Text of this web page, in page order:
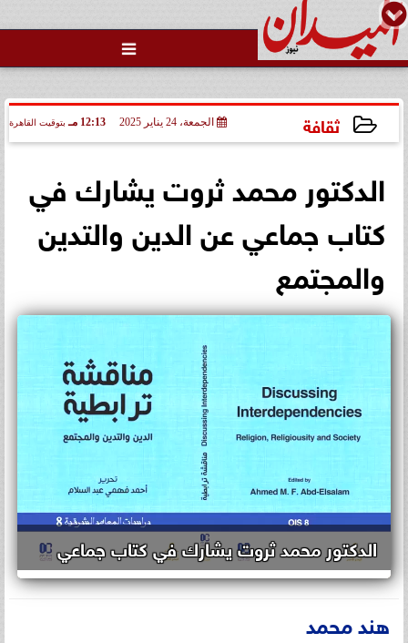

ثقافة الجمعة، 24 يناير 2025 12:13 مـ بتوقيت القاهرة
الدكتور محمد ثروت يشارك في
كتاب جماعي عن الدين والتدين
والمجتمع
الدكتور محمد ثروت يشارك في كتاب جماعي
هند محمد